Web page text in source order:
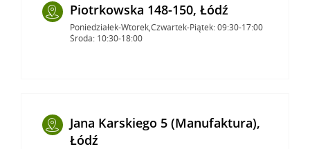
Piotrkowska 148-150, Łódź
Poniedziałek-Wtorek,Czwartek-Piątek: 09:30-17:00
Środa: 10:30-18:00
Jana Karskiego 5 (Manufaktura),
Łódź